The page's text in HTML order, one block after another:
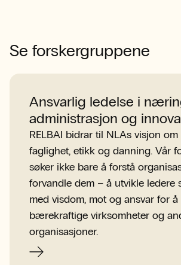
Se forskergruppene
Ansvarlig ledelse i
administrasjon og
RELBAI bidrar til NLAs visjon
faglighet, etikk og danning. Vår
søker ikke bare å forstå
forvandle dem – å utvikle ledere
med visdom, mot og ansvar for
bærekraftige virksomheter og
organisasjoner.